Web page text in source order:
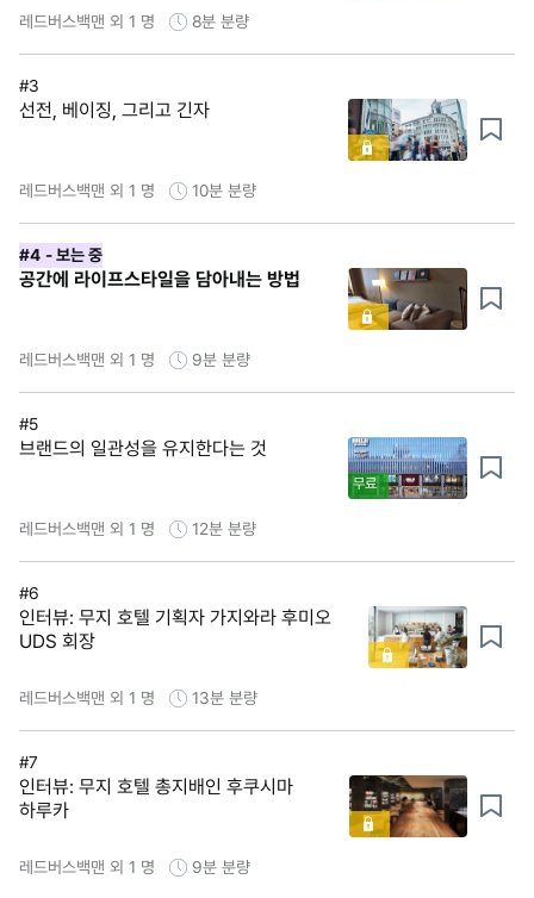
레드버스백맨 외 1 명 8분 분량
#3
선전, 베이징, 그리고 긴자
레드버스백맨 외 1 명 10분 분량
#4 - 보는 중
공간에 라이프스타일을 담아내는 방법
레드버스백맨 외 1 명 9분 분량
#5
브랜드의 일관성을 유지한다는 것
무료
레드버스백맨 외 1 명 12분 분량
#6
인터뷰: 무지 호텔 기획자 가지와라 후미오
UDS 회장
레드버스백맨 외 1 명 13분 분량
#7
인터뷰: 무지 호텔 총지배인 후쿠시마
하루카
레드버스백맨 외 1 명 9분 분량